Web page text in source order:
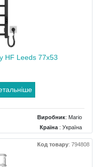
HF Leeds 77x53
Виробник: Mario
Країна : Україна
Колір: Чорний
Розміри: 530x85x770
Код товару: 794808